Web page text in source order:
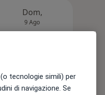
Dom,
9 Ago
online
tecnologie simili) per
di navigazione. Se